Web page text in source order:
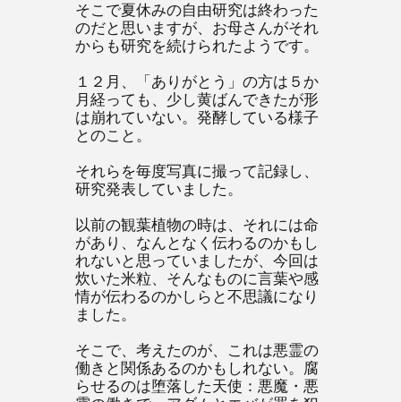
そこで夏休みの自由研究は終わった
のだと思いますが、お母さんがそれ
からも研究を続けられたようです。
１２月、「ありがとう」の方は５か
月経っても、少し黄ばんできたが形
は崩れていない。発酵している様子
とのこと。
それらを毎度写真に撮って記録し、
研究発表していました。
以前の観葉植物の時は、それには命
があり、なんとなく伝わるのかもし
れないと思っていましたが、今回は
炊いた米粒、そんなものに言葉や感
情が伝わるのかしらと不思議になり
ました。
そこで、考えたのが、これは悪霊の
働きと関係あるのかもしれない。腐
らせるのは堕落した天使：悪魔・悪